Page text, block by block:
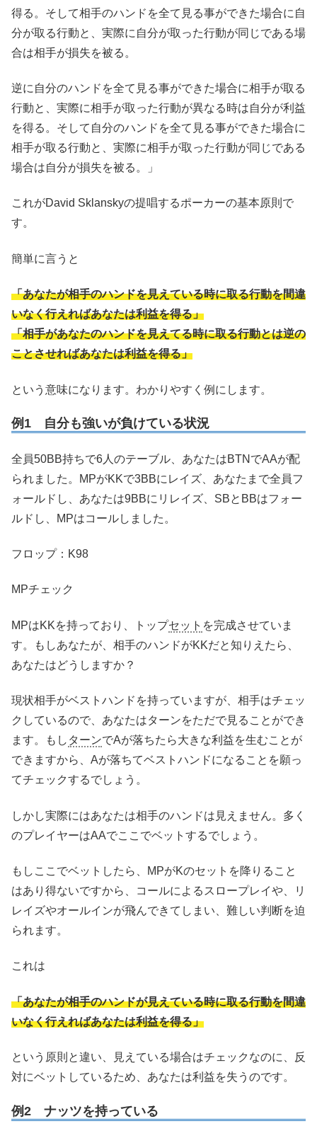
得る。そして相手のハンドを全て見る事ができた場合に自
分が取る行動と、実際に自分が取った行動が同じである場
合は相手が損失を被る。
逆に自分のハンドを全て見る事ができた場合に相手が取る
行動と、実際に相手が取った行動が異なる時は自分が利益
を得る。そして自分のハンドを全て見る事ができた場合に
相手が取る行動と、実際に相手が取った行動が同じである
場合は自分が損失を被る。」
これがDavid Sklanskyの提唱するポーカーの基本原則で
す。
簡単に言うと
「あなたが相手のハンドを見えている時に取る行動を間違
いなく行えればあなたは利益を得る」
「相手があなたのハンドを見えてる時に取る行動とは逆の
ことさせればあなたは利益を得る」
という意味になります。わかりやすく例にします。
例1 自分も強いが負けている状況
全員50BB持ちで6人のテーブル、あなたはBTNでAAが配
られました。MPがKKで3BBにレイズ、あなたまで全員フ
ォールドし、あなたは9BBにリレイズ、SBとBBはフォー
ルドし、MPはコールしました。
フロップ：K98
MPチェック
MPはKKを持っており、トップセット を完成させていま
す。もしあなたが、相手のハンドがKKだと知りえたら、
あなたはどうしますか？
現状相手がベストハンドを持っていますが、相手はチェッ
クしているので、あなたはターンをただで見ることができ
ます。もし ターンでAが落ちたら大きな利益を生むことが
できますから、Aが落ちてベストハンドになることを願っ
てチェックするでしょう。
しかし実際にはあなたは相手のハンドは見えません。多く
のプレイヤーはAAでここでベットするでしょう。
もしここでベットしたら、MPがKのセットを降りること
はあり得ないですから、コールによるスロープレイや、リ
レイズやオールインが飛んできてしまい、難しい判断を迫
られます。
これは
「あなたが相手のハンドが見えている時に取る行動を間違
いなく行えればあなたは利益を得る」
という原則と違い、見えている場合はチェックなのに、反
対にベットしているため、あなたは利益を失うのです。
例2 ナッツを持っている